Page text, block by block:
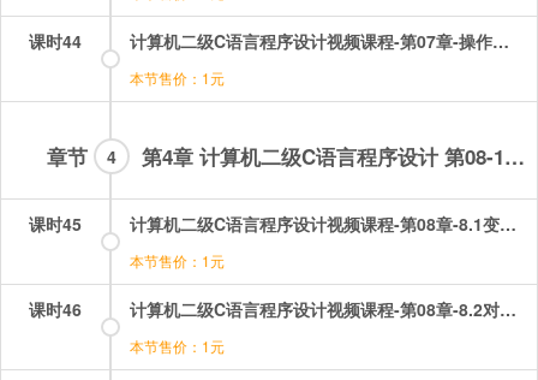
课时44 计算机二级C语言程序设计视频课程-第07章-操作：函数选择题讲解（3）.mp4
本节售价：1元
章节 第4章 计算机二级C语言程序设计 第08-16章
4
课时45 计算机二级C语言程序设计视频课程-第08章-8.1变量的地址和指针以及指针变量的定义和基类型.mp4
本节售价：1元
课时46 计算机二级C语言程序设计视频课程-第08章-8.2对指针变量的操作.mp4
本节售价：1元